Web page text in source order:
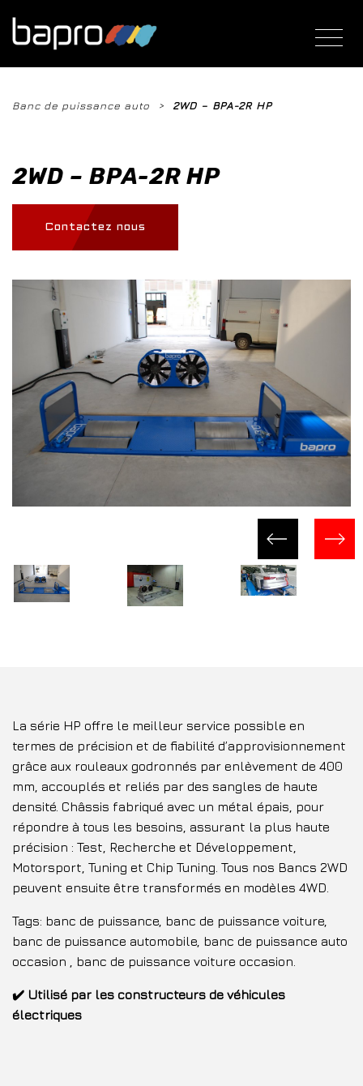
contenu
principal
You
Banc de puissance auto 2WD – BPA-2R HP
2WD – BPA-2R HP
Contactez nous
La série HP offre le meilleur service possible en
termes de précision et de fiabilité d’approvisionnement
grâce aux rouleaux godronnés par enlèvement de 400
mm, accouplés et reliés par des sangles de haute
densité. Châssis fabriqué avec un métal épais, pour
répondre à tous les besoins, assurant la plus haute
précision : Test, Recherche et Développement,
Motorsport, Tuning et Chip Tuning. Tous nos Bancs 2WD
peuvent ensuite être transformés en modèles 4WD.
Tags: banc de puissance, banc de puissance voiture,
banc de puissance automobile, banc de puissance auto
occasion , banc de puissance voiture occasion.
✔️ Utilisé par les constructeurs de véhicules
électriques